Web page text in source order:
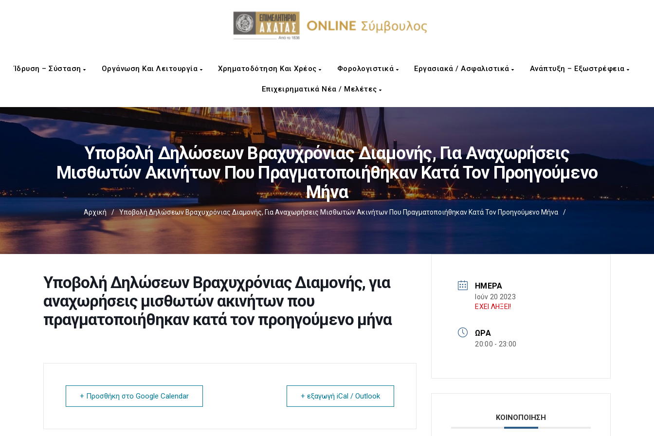
Ίδρυση – Σύσταση Οργάνωση Και Λειτουργία Χρηματοδότηση Και Χρέος Φορολογιστικά Εργασιακά / Ασφαλιστικά Ανάπτυξη – Εξωστρέφεια
Επιχειρηματικά Νέα / Μελέτες
Υποβολή Δηλώσεων Βραχυχρόνιας Διαμονής, Για Αναχωρήσεις
Μισθωτών Ακινήτων Που Πραγματοποιήθηκαν Κατά Τον Προηγούμενο
Μήνα
Αρχική / Υποβολή Δηλώσεων Βραχυχρόνιας Διαμονής, Για Αναχωρήσεις Μισθωτών Ακινήτων Που Πραγματοποιήθηκαν Κατά Τον Προηγούμενο Μήνα /
Υποβολή Δηλώσεων Βραχυχρόνιας Διαμονής, για
αναχωρήσεις μισθωτών ακινήτων που
πραγματοποιήθηκαν κατά τον προηγούμενο μήνα
+ Προσθήκη στο Google Calendar + εξαγωγή iCal / Outlook
ΗΜΈΡΑ
Ιούν 20 2023
ΕΧΕΙ ΛΗΞΕΙ!
ΏΡΑ
20:00 - 23:00
ΚΟΙΝΟΠΟΙΗΣΗ